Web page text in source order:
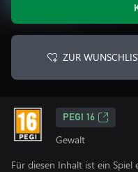
ZUR
PEGI 16
Gewalt
Für diesen Inhalt ist ein Spiel